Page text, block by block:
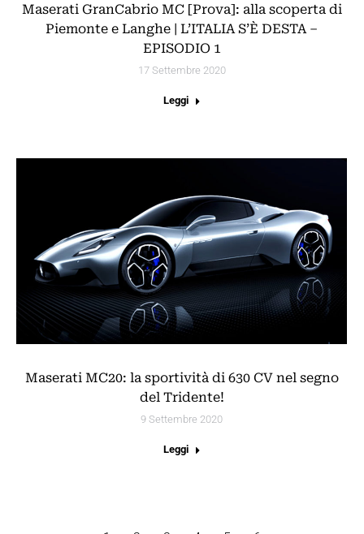
Maserati GranCabrio MC [Prova]: alla scoperta di
Piemonte e Langhe | L’ITALIA S’È DESTA –
EPISODIO 1
17 Settembre 2020
Leggi
Maserati MC20: la sportività di 630 CV nel segno
del Tridente!
9 Settembre 2020
Leggi